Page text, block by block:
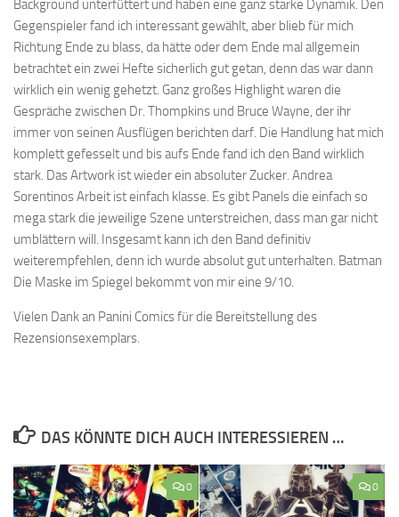
Background unterfüttert und haben eine ganz starke Dynamik. Den
Gegenspieler fand ich interessant gewählt, aber blieb für mich
Richtung Ende zu blass, da hätte oder dem Ende mal allgemein
betrachtet ein zwei Hefte sicherlich gut getan, denn das war dann
wirklich ein wenig gehetzt. Ganz großes Highlight waren die
Gespräche zwischen Dr. Thompkins und Bruce Wayne, der ihr
immer von seinen Ausflügen berichten darf. Die Handlung hat mich
komplett gefesselt und bis aufs Ende fand ich den Band wirklich
stark. Das Artwork ist wieder ein absoluter Zucker. Andrea
Sorentinos Arbeit ist einfach klasse. Es gibt Panels die einfach so
mega stark die jeweilige Szene unterstreichen, dass man gar nicht
umblättern will. Insgesamt kann ich den Band definitiv
weiterempfehlen, denn ich wurde absolut gut unterhalten. Batman
Die Maske im Spiegel bekommt von mir eine 9/10.
Vielen Dank an Panini Comics für die Bereitstellung des
Rezensionsexemplars.
DAS KÖNNTE DICH AUCH INTERESSIEREN …
0 0